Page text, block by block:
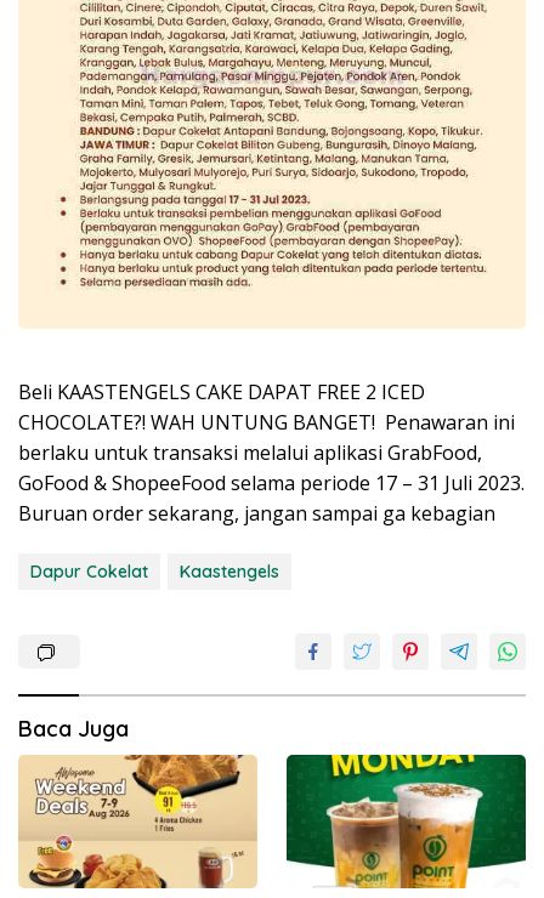
Beli KAASTENGELS CAKE DAPAT FREE 2 ICED
CHOCOLATE?! WAH UNTUNG BANGET! Penawaran ini
berlaku untuk transaksi melalui aplikasi GrabFood,
GoFood & ShopeeFood selama periode 17 – 31 Juli 2023.
Buruan order sekarang, jangan sampai ga kebagian
Dapur Cokelat Kaastengels
Baca Juga